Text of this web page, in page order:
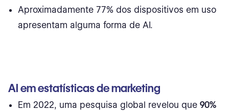
Aproximadamente 77% dos dispositivos em uso
apresentam alguma forma de AI.
AI em estatísticas de marketing
Em 2022, uma pesquisa global revelou que90%